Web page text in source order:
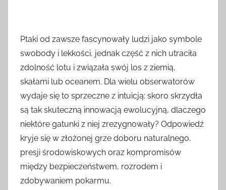
Ptaki od zawsze fascynowały ludzi jako symbole
swobody i lekkości, jednak część z nich utraciła
zdolność lotu i związała swój los z ziemią,
skałami lub oceanem. Dla wielu obserwatorów
wydaje się to sprzeczne z intuicją: skoro skrzydła
są tak skuteczną innowacją ewolucyjną, dlaczego
niektóre gatunki z niej zrezygnowały? Odpowiedź
kryje się w złożonej grze doboru naturalnego,
presji środowiskowych oraz kompromisów
między bezpieczeństwem, rozrodem i
zdobywaniem pokarmu.